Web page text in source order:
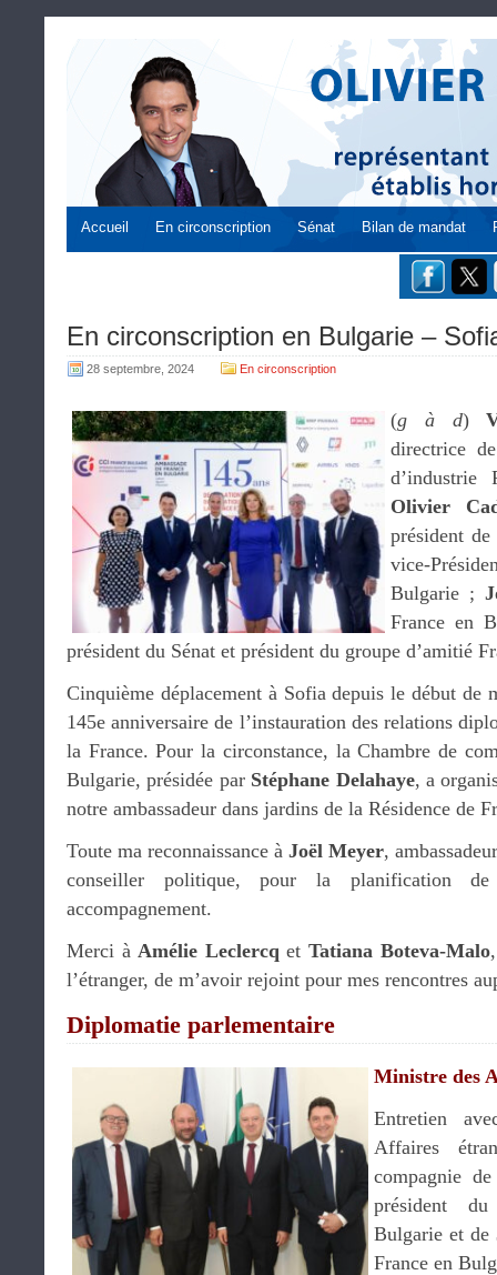
Accueil En circonscription Sénat Bilan de mandat
En circonscription en Bulgarie –
28 septembre, 2024 En circonscription
(g à d)
directrice
d’industrie
Olivier
président
vice-
Bulgarie ;
France en
président du Sénat et président du groupe d’amitié
Cinquième déplacement à Sofia depuis le début de
145e anniversaire de l’instauration des relations
la France. Pour la circonstance, la Chambre de
Bulgarie, présidée par Stéphane Delahaye, a
notre ambassadeur dans jardins de la Résidence de
Toute ma reconnaissance à Joël Meyer,
conseiller politique, pour la planification
accompagnement.
Merci àAmélie Leclercq etTatiana Boteva-Malo
l’étranger, de m’avoir rejoint pour mes rencontres
Diplomatie parlementaire
Ministre des
Entretien
Affaires
compagnie
président
Bulgarie et de
France en